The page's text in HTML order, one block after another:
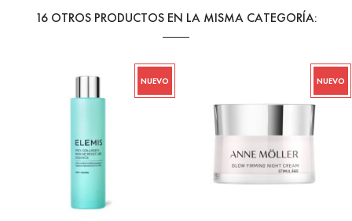
16 OTROS PRODUCTOS EN LA MISMA CATEGORÍA:
NUEVO